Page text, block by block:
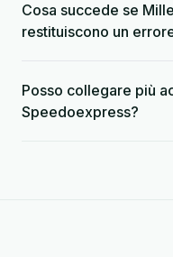
Cosa succede se
restituiscono un
Posso collegare più
Speedoexpress?